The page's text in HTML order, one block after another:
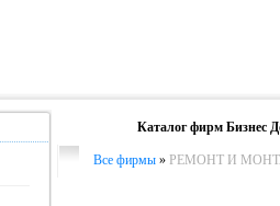
Каталог фирм Бизнес
Все фирмы » РЕМОНТ И